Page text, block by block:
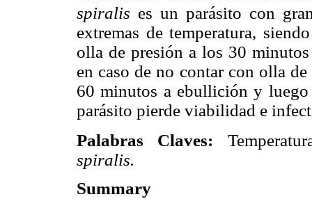
spiralis es un parásito con
extremas de temperatura,
olla de presión a los 30
en caso de no contar con olla
60 minutos a ebullición y luego
parásito pierde viabilidad e
Palabras Claves:
spiralis.
Summary